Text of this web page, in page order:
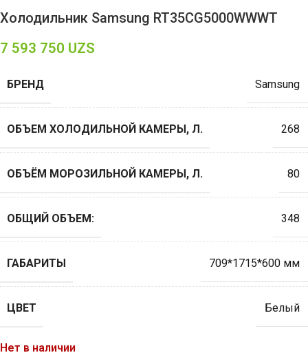
Холодильник Samsung RT35CG5000WWWT
7 593 750 UZS
БРЕНД Samsung
ОБЪЕМ ХОЛОДИЛЬНОЙ КАМЕРЫ, Л. 268
ОБЪЁМ МОРОЗИЛЬНОЙ КАМЕРЫ, Л. 80
ОБЩИЙ ОБЪЕМ: 348
ГАБАРИТЫ 709*1715*600 мм
ЦВЕТ Белый
Нет в наличии